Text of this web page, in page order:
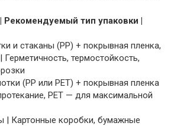
Рекомендуемый тип упаковки |
и стаканы (PP) + покрывная пленка,
термостойкость,
(PP или PET) + покрывная пленка
PET — для максимальной
| Картонные коробки, бумажные